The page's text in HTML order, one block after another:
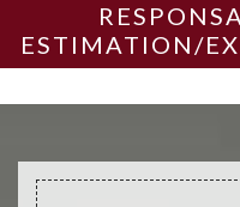
ESTIMATION/